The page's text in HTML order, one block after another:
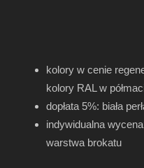
kolory w cenie
kolory RAL w
dopłata 5%: biała
indywidualna
warstwa brokatu